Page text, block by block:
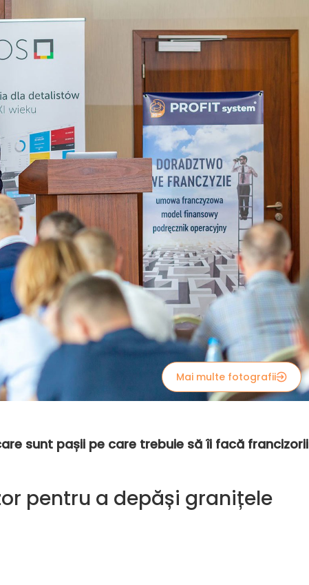
Mai multe fotografii
sunt pașii pe care trebuie să îi facă francizorii
pentru a depăși granițele